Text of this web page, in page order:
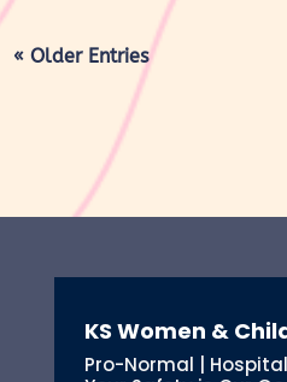
« Older Entries
KS Women &
Pro-Normal | Hospital